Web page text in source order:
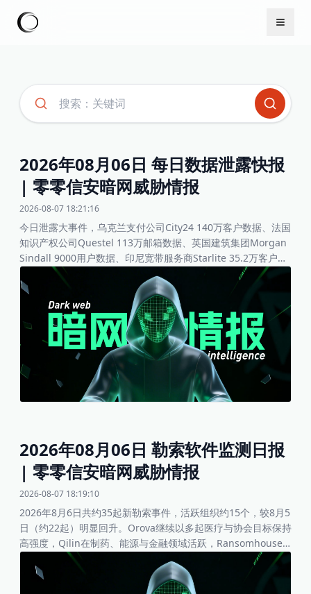
2026年08月06日 每日数据泄露快报
| 零零信安暗网威胁情报
2026-08-07 18:21:16
今日泄露大事件，乌克兰支付公司City24 140万客户数据、法国
知识产权公司Questel 113万邮箱数据、英国建筑集团Morgan
Sindall 9000用户数据、印尼宽带服务商Starlite 35.2万客户数
据、印度食品公司Tit-Bit Foods数据、法国国家健康与医学研究
院Inserm 19.2万医护人员数据、西班牙网站juandediego.es 8
万客户数据、乌拉圭GURI与CEIP教育系统数百万公民数据、全
球媒体情报公司Carma 3500+组织客户数据、法国篮球联合会
FFBB 7.5万人员数据等。
2026年08月06日 勒索软件监测日报
| 零零信安暗网威胁情报
2026-08-07 18:19:10
2026年8月6日共约35起新勒索事件，活跃组织约15个，较8月5
日（约22起）明显回升。Orova继续以多起医疗与协会目标保持
高强度，Qilin在制药、能源与金融领域活跃，Ransomhouse
针对银行与市政目标，Play、Barracuda、Lynx等亦有多起发
布。被勒索行业主要分布于卫生医疗、制造、金融、公民服务、
科技与其他服务领域，地理上仍以美国为主，同时涉及中国、罗